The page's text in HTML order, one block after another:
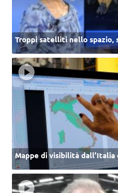
Troppi satelliti nello spazio,
Mappe di visibilità